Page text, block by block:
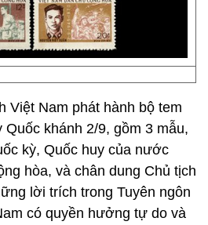
Việt Nam phát hành bộ tem
Quốc khánh 2/­9, gồm 3 mẫu,
kỳ, Quốc huy của nước
hòa, và chân dung Chủ tịch
lời trích trong Tuyên ngôn
có quyền hưởng tự do và